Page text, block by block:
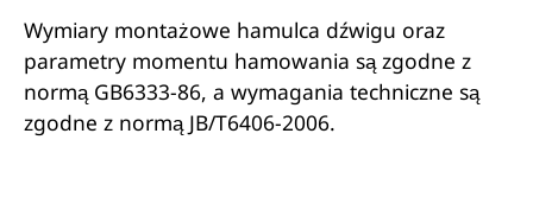
Wymiary montażowe hamulca dźwigu oraz
parametry momentu hamowania są zgodne z
normą GB6333-86, a wymagania techniczne są
zgodne z normą JB/T6406-2006.